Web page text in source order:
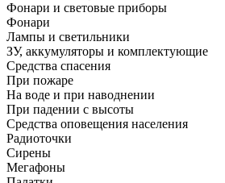
Фонари и световые приборы
Фонари
Лампы и светильники
ЗУ, аккумуляторы и комплектующие
Средства спасения
При пожаре
На воде и при наводнении
При падении с высоты
Средства оповещения населения
Радиоточки
Сирены
Мегафоны